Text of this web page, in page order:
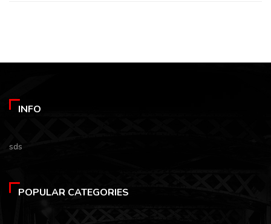
INFO
sds
POPULAR CATEGORIES